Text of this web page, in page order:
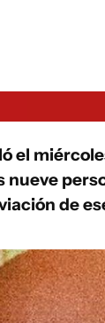
el
nueve
de